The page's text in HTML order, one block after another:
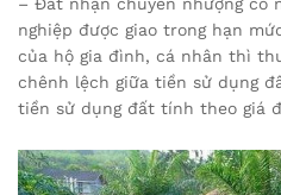
nghiệp được giao trong hạn
của hộ gia đình, cá nhân thì
chênh lệch giữa tiền sử dụng
tiền sử dụng đất tính theo giá